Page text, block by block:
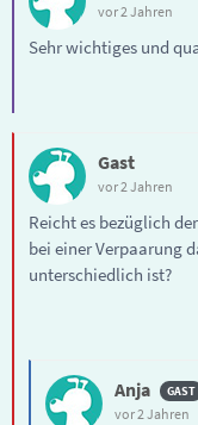
vor 2 Jahren
Sehr wichtiges und
Gast
vor 2 Jahren
Reicht es bezüglich
bei einer Verpaarung
unterschiedlich ist?
Anja
vor 2 Jahren